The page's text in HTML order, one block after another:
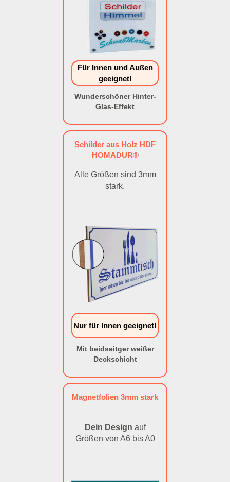
Für Innen und Außen
geeignet!
Wunderschöner Hinter-
Glas-Effekt
Schilder aus Holz HDF
HOMADUR®
Alle Größen sind 3mm
stark.
Nur für Innen geeignet!
Mit beidseitger weißer
Deckschicht
Magnetfolien 3mm stark
Dein Design auf
Größen von A6 bis A0